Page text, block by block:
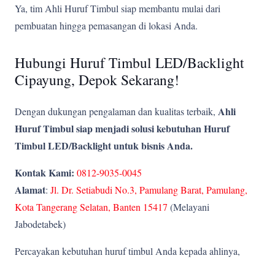
Ya, tim Ahli Huruf Timbul siap membantu mulai dari
pembuatan hingga pemasangan di lokasi Anda.
Hubungi Huruf Timbul LED/Backlight
Cipayung, Depok Sekarang!
Dengan dukungan pengalaman dan kualitas terbaik, Ahli
Huruf Timbul siap menjadi solusi kebutuhan Huruf
Timbul LED/Backlight untuk bisnis Anda.
Kontak Kami: 0812-9035-0045
Alamat: Jl. Dr. Setiabudi No.3, Pamulang Barat, Pamulang,
Kota Tangerang Selatan, Banten 15417 (Melayani
Jabodetabek)
Percayakan kebutuhan huruf timbul Anda kepada ahlinya,